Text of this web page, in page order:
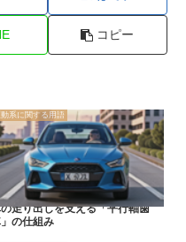
コピー
系に関する用語
走り出しを支える「平行軸歯
の仕組み